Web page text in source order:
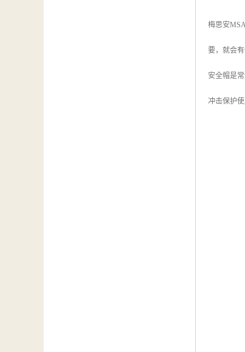
梅思安
要，就会有
安全帽是
冲击保护